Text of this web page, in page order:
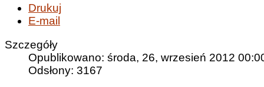
Drukuj
E-mail
Szczegóły
Opublikowano: środa, 26, wrzesień 2012
Odsłony: 3167